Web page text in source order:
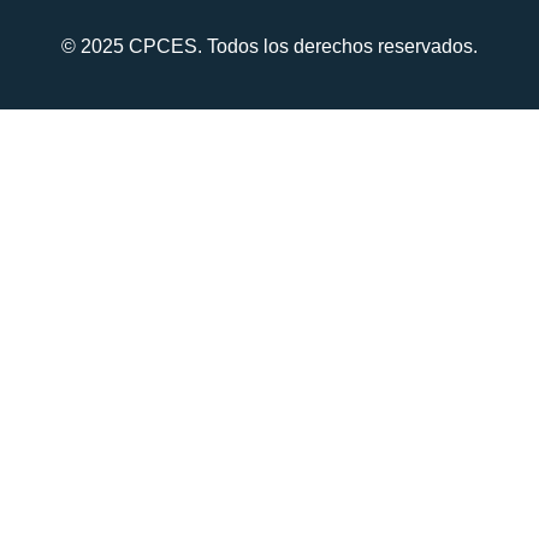
© 2025 CPCES. Todos los derechos reservados.